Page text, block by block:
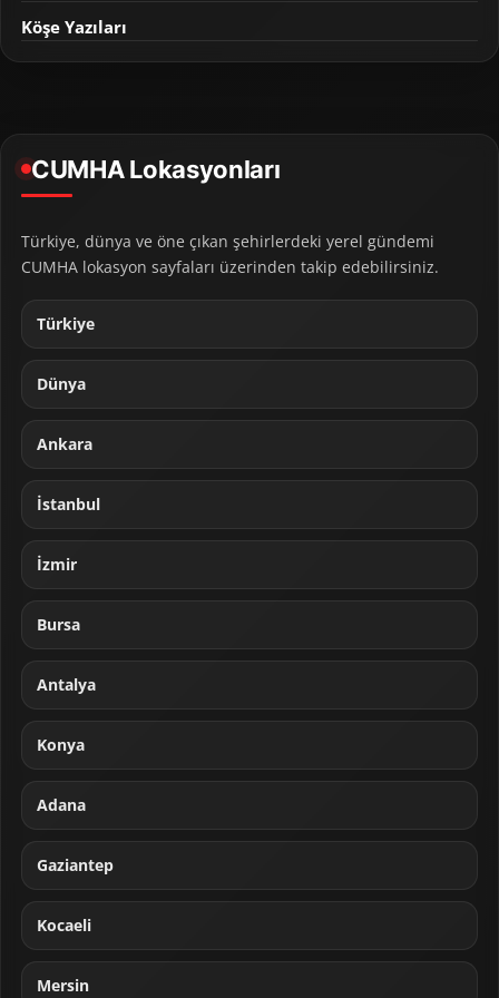
Köşe Yazıları
CUMHA Lokasyonları
Türkiye, dünya ve öne çıkan şehirlerdeki yerel gündemi
CUMHA lokasyon sayfaları üzerinden takip edebilirsiniz.
Türkiye
Dünya
Ankara
İstanbul
İzmir
Bursa
Antalya
Konya
Adana
Gaziantep
Kocaeli
Mersin